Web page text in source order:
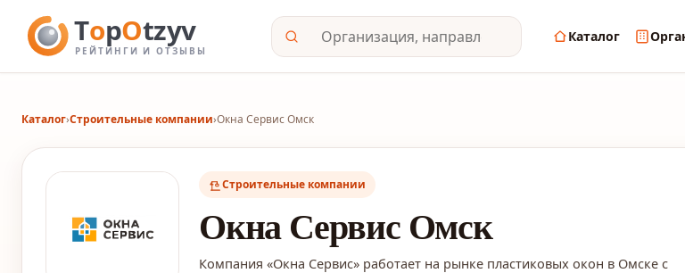
Каталог
Каталог›Строительные компании›Окна Сервис Омск
Строительные компании
Окна Сервис Омск
Компания «Окна Сервис» работает на рынке пластиковых окон в Омске с